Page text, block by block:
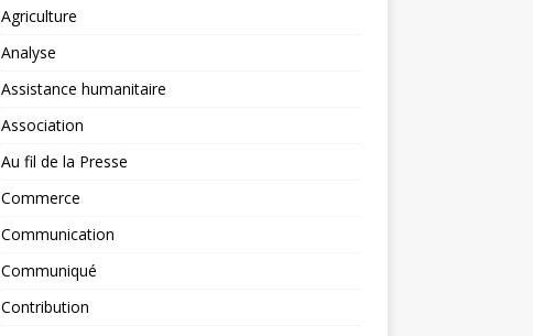
Agriculture
Analyse
Assistance humanitaire
Association
Au fil de la Presse
Commerce
Communication
Communiqué
Contribution